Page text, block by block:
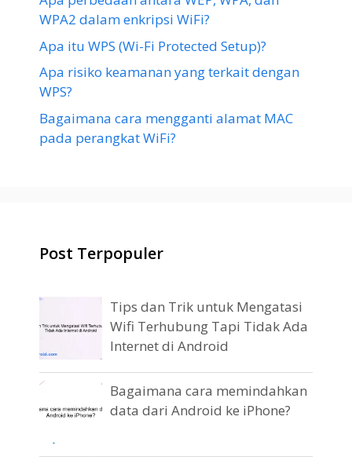
WPA2 dalam enkripsi WiFi?
Apa itu WPS (Wi-Fi Protected Setup)?
Apa risiko keamanan yang terkait dengan
WPS?
Bagaimana cara mengganti alamat MAC
pada perangkat WiFi?
Post Terpopuler
Tips dan Trik untuk Mengatasi
Wifi Terhubung Tapi Tidak Ada
Internet di Android
Bagaimana cara memindahkan
data dari Android ke iPhone?